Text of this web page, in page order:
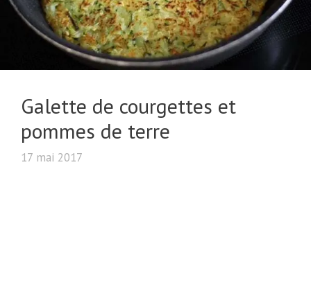
Galette de courgettes et
pommes de terre
17 mai 2017